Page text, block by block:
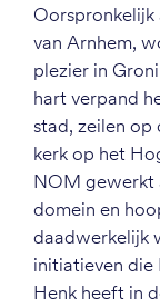
van Arnhem,
plezier in
hart verpand
stad, zeilen op
kerk op het
NOM gewerkt
domein en
daadwerkelijk
initiatieven die
Henk heeft in